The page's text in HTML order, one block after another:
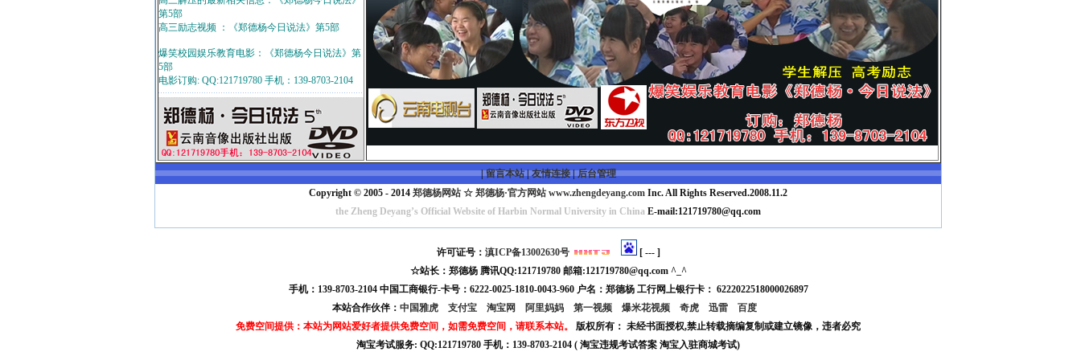
第5部
高三励志视频 ：《郑德杨今日说法》第5部
爆笑校园娱乐教育电影：《郑德杨今日说法》第
5部
电影订购: QQ:121719780 手机：139-8703-2104
|留言本站|友情连接|后台管理
Copyright © 2005 - 2014 郑德杨网站 ☆ 郑德杨·官方网站 www.zhengdeyang.com Inc. All Rights Reserved.2008.11.2
the Zheng Deyang’s Official Website of Harbin Normal University in China E-mail:121719780@qq.com
许可证号： 滇ICP备13002630号 [ --- ]
☆站长：郑德杨 腾讯QQ:121719780 邮箱:121719780@qq.com ^_^
手机：139-8703-2104 中国工商银行-卡号：6222-0025-1810-0043-960 户名：郑德杨 工行网上银行卡： 6222022518000026897
本站合作伙伴： 中国雅虎 支付宝 淘宝网 阿里妈妈 第一视频 爆米花视频 奇虎 迅雷
百度
免费空间提供：本站为网站爱好者提供免费空间，如需免费空间，请联系本站。
版权所有： 未经书面授权,禁止转载摘编复制或建立镜像，违者必究
淘宝考试服务: QQ:121719780 手机：139-8703-2104 ( 淘宝违规考试答案 淘宝入驻商城考试)